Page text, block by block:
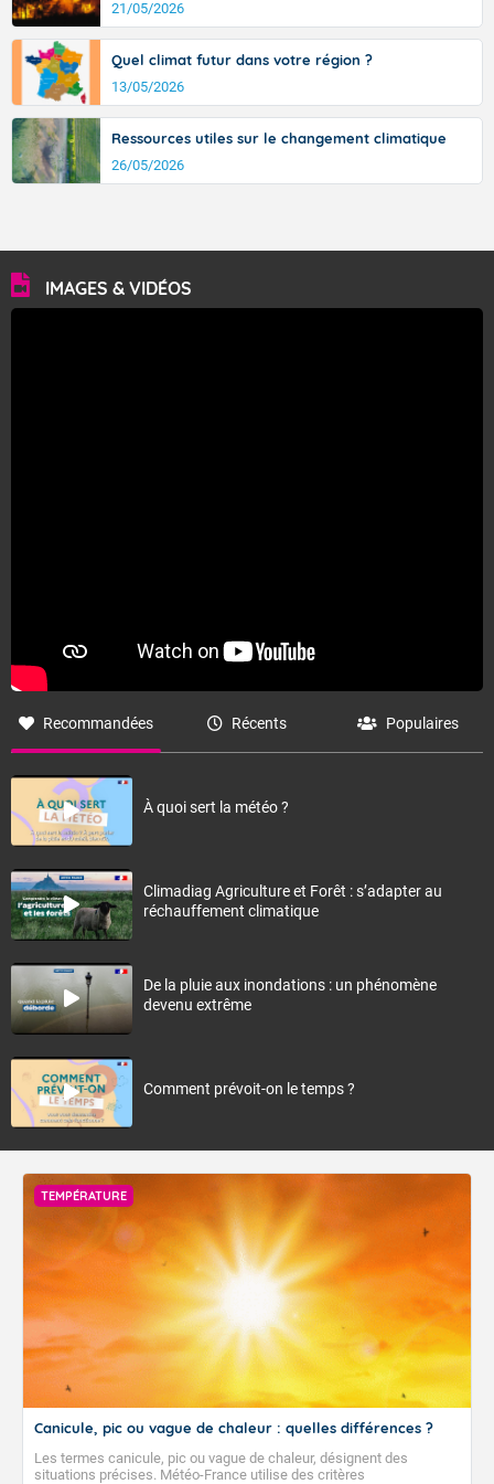
21/05/2026
Quel climat futur dans votre région ?
13/05/2026
Ressources utiles sur le changement climatique
26/05/2026
IMAGES & VIDÉOS
Recommandées Récents Populaires
À quoi sert la météo ?
Climadiag Agriculture et Forêt : s’adapter au
réchauffement climatique
De la pluie aux inondations : un phénomène
devenu extrême
Comment prévoit-on le temps ?
TEMPÉRATURE
Canicule, pic ou vague de chaleur : quelles différences ?
Les termes canicule, pic ou vague de chaleur, désignent des
situations précises. Météo-France utilise des critères